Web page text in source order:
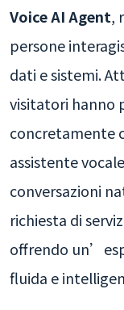
Voice AI Agent,
persone
dati e sistemi.
visitatori hanno
concretamente
assistente
conversazioni
richiesta di
offrendo
fluida e